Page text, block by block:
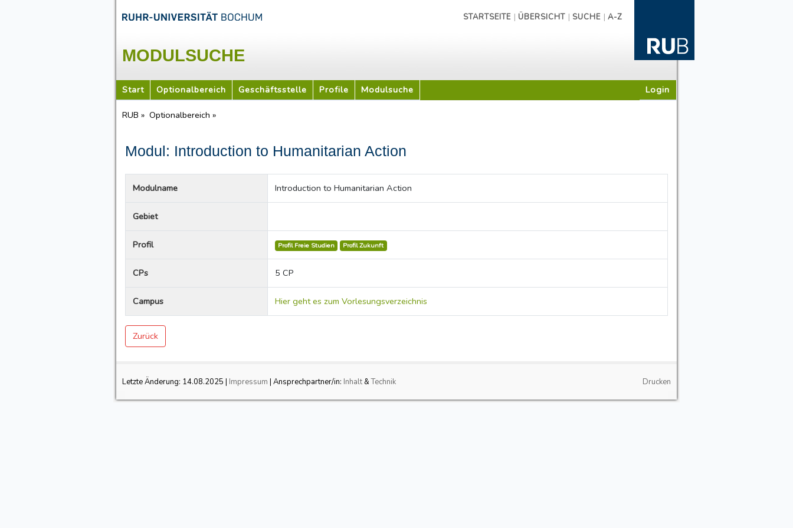
STARTSEITE| ÜBERSICHT| SUCHE| A-Z
MODULSUCHE
Start Optionalbereich Geschäftsstelle Profile Modulsuche Login
RUB » Optionalbereich »
Modul: Introduction to Humanitarian Action
Modulname Introduction to Humanitarian Action
Gebiet
Profil Profil Freie Studien Profil Zukunft
CPs 5 CP
Campus Hier geht es zum Vorlesungsverzeichnis
Zurück
Letzte Änderung: 14.08.2025 | Impressum | Ansprechpartner/in: Inhalt&Technik Drucken